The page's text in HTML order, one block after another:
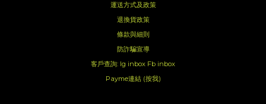
運送方式及政策
退換貨政策
條款與細則
防詐騙宣導
客戶查詢: Ig inbox Fb inbox
Payme連結 (按我)